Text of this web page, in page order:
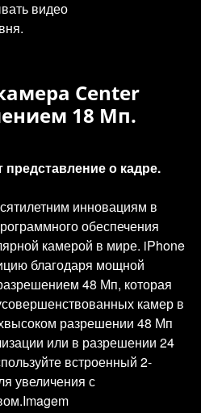
видео
Center
18 Мп.
о кадре.
инновациям в
обеспечения
камерой в мире. iPhone
благодаря мощной
48 Мп, которая
камер в
разрешении 48 Мп
или в разрешении 24
встроенный 2-
увеличения с